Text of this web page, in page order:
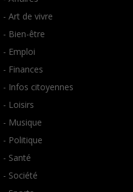
- Art de vivre
- Bien-être
- Emploi
- Finances
- Infos citoyennes
- Loisirs
- Musique
- Politique
- Santé
- Société